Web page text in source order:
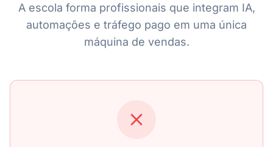
A escola forma profissionais que integram IA,
automações e tráfego pago em uma única
máquina de vendas.